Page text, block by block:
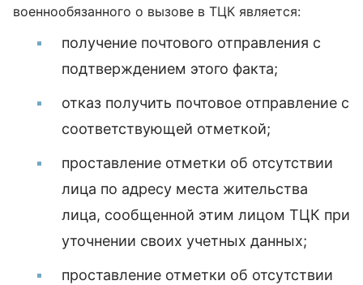
военнообязанного о вызове в ТЦК является:
получение почтового отправления с
подтверждением этого факта;
отказ получить почтовое отправление с
соответствующей отметкой;
проставление отметки об отсутствии
лица по адресу места жительства
лица, сообщенной этим лицом ТЦК при
уточнении своих учетных данных;
проставление отметки об отсутствии